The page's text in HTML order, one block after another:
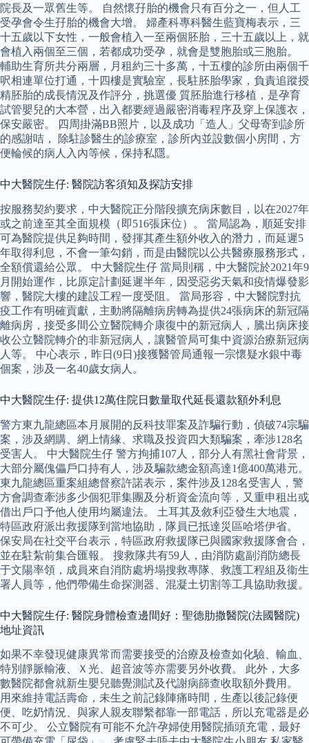
院長及一眾舊生等。 自然懷孖胎的機會只有百分之一，但人工
受孕會令生孖胎的機會大增。 婦產科專科醫生藍寶梅表示，三
十五歲以下女性，一般會植入一至兩個胚胎，三十五歲以上，就
會植入兩個至三個，若都成功受孕，就會是雙胞胎或三胞胎。
輔助生育所共分兩層，月租約三十多萬，十五樓的診所由兩個千
呎相連單位打通，十四樓是實驗室，長駐胚胎學家，負責追蹤授
精胚胎的成長情況及作評分，挑選優 質胚胎進行移植，是孕育
試管嬰兒的大本營，出入都要經過嚴密消毒程序及穿上保護衣，
保安嚴密。 四周掛滿BB照片，以及成功「造人」父母寄到診所
的感謝咭， 除駐診醫生的診療室，診所內並設數個小房間，方
便輪候的病人入內等候，保持私隱。
中大醫院生仔: 醫院訪客須知及探訪安排
按服務契約要求，中大醫院正分階段擴充病床數目，以在2027年
或之前達至其全面規模（即516張床位）。 當局認為，順延安排
可為醫院提供足夠時間，發揮其產生額外收入的潛力，而延遲5
年取得利息，不會一筆勾銷，而是由醫院以公共醫療服務形式，
全額償還給公眾。 中大醫院生仔 當局則稱，中大醫院於2021年9
月開始運作，比原定計劃延遲半年，因受惡劣天氣和疫情爆發影
響，醫院大樓的建設工程一度受阻。 當局形容，中大醫院對抗
疫工作有明確貢獻，主動將隔離病房轉為提供24張病床的新冠隔
離病房，接受多間公立醫院轉介康復中的新冠病人，騰出病床接
收公立醫院轉介的非新冠病人，讓醫管局可集中資源治療新冠病
人等。 中心表示，昨日(9日)接獲醫管局通報一宗懷疑水銀中毒
個案，涉及一名40歲女病人。
中大醫院生仔: 提供12萬住院日數量取代延長還款額外利息
警方東九龍總區本月展開的反科技罪案及詐騙行動，偵破74宗騙
案，涉及網購、網上情緣、求職及投資四大類騙案，牽涉128名
受害人。 中大醫院生仔 警方拘捕107人，部分人有黑社會背景，
大部分屬傀儡戶口持有人，涉及騙款總金額高達1億400萬港元。
東九龍總區重案組總督察許諾表示，案件涉及128名受害人，警
方會調查牽涉多少個犯罪集團及分析資金流向等，又重申租出或
借出戶口予他人使用均屬違法。 土耳其及敘利亞發生大地震，
特區政府派出救援隊到當地協助，隊員已抵達災區哈塔伊省。
保安局在社交平台表示，特區政府救援隊已與國家救援隊會合，
並在駐紮前集合匯報。 搜救隊共有59人，由消防處副消防總長
于文陽率領，成員來自消防處坍塌搜救專隊、救護工程組及衞生
署人員等，他們帶備生命探測器、混凝土切割等工具協助救援。
中大醫院生仔: 醫院身體檢查邊間好：聖德肋撒醫院(法國醫院)
地址資訊
如果不幸發現健康異常而需要接受的治療及檢查如化驗、輸血、
特別靜脈輸液、Ｘ光、超音波等亦需要另外收費。 此外，大多
數醫院都會就新生嬰兒聽覺測試及代謝病篩查收取額外費用。
用來維持電話壽命，未生之前記錄陣痛時間，生產以後記錄便
便、吃奶情況、與家人親友聯繫都靠一部電話，所以充電器是必
不可少。 公立醫院有可能不允許孕婦使用醫院插頭充電，最好